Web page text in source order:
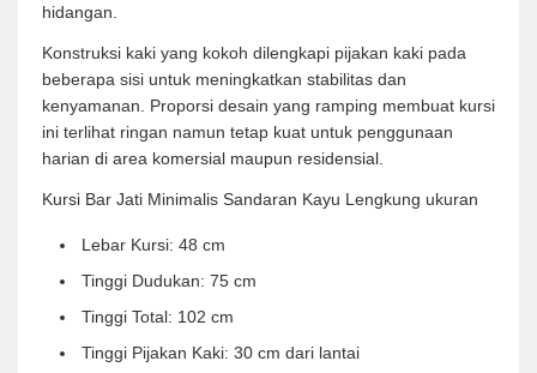
hidangan.
Konstruksi kaki yang kokoh dilengkapi pijakan kaki pada
beberapa sisi untuk meningkatkan stabilitas dan
kenyamanan. Proporsi desain yang ramping membuat kursi
ini terlihat ringan namun tetap kuat untuk penggunaan
harian di area komersial maupun residensial.
Kursi Bar Jati Minimalis Sandaran Kayu Lengkung ukuran
Lebar Kursi: 48 cm
Tinggi Dudukan: 75 cm
Tinggi Total: 102 cm
Tinggi Pijakan Kaki: 30 cm dari lantai